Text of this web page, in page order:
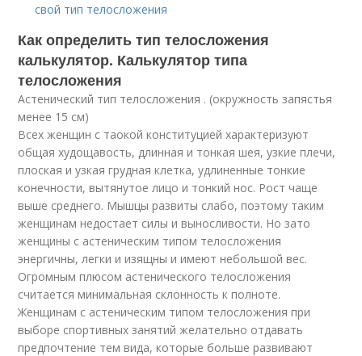
свой тип телосложения
Как определить тип телосложения
калькулятор. Калькулятор типа
телосложения
Астенический тип телосложения . (окружность запястья
менее 15 см)
Всех женщин с таокой конституцией характеризуют
общая худощавость, длинная и тонкая шея, узкие плечи,
плоская и узкая грудная клетка, удлиненные тонкие
конечности, вытянутое лицо и тонкий нос. Рост чаще
выше среднего. Мышцы развиты слабо, поэтому таким
женщинам недостает силы и выносливости. Но зато
женщины с астеническим типом телосложения
энергичны, легки и изящны и имеют небольшой вес.
Огромным плюсом астенического телосложения
считается минимальная склонность к полноте.
Женщинам с астеническим типом телосложения при
выборе спортивных занятий желательно отдавать
предпочтение тем вида, которые больше развивают